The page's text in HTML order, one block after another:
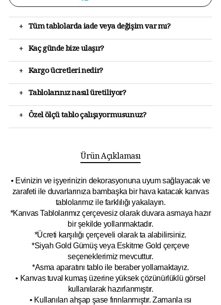
+ Tüm tablolarda iade veya değişim var mı?
+ Kaç günde bize ulaşır?
+ Kargo ücretleri nedir?
+ Tablolarınız nasıl üretiliyor?
+ Özel ölçü tablo çalışıyormusunuz?
Ürün Açıklaması
• Evinizin ve işyerinizin dekorasyonuna uyum sağlayacak ve
zarafeti ile duvarlarınıza bambaşka bir hava katacak kanvas
tablolarımız ile farklılığı yakalayın.
*Kanvas Tablolarımız çerçevesiz olarak duvara asmaya hazır
bir şekilde yollanmaktadır.
*Ücreti karşılığı çerçeveli olarak ta alabilirsiniz.
*Siyah Gold Gümüş veya Eskitme Gold çerçeve
seçeneklerimiz mevcuttur.
*Asma aparatını tablo ile beraber yollamaktayız.
• Kanvas tuval kumaş üzerine yüksek çözünürlüklü görsel
kullanılarak hazırlanmıştır.
• Kullanılan ahşap şase fırınlanmıştır. Zamanla ısı